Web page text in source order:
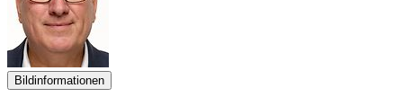
Bildinformationen